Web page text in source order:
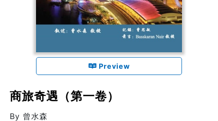
Preview
商旅奇遇（第一卷）
By 曾水森